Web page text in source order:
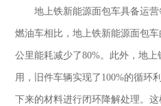
地上铁新能源面包车具备运
燃油车相比，地上铁新能源面包
公里能耗减少了80%。此外，地上
用，旧件车辆实现了100%的循环
下来的材料进行闭环降解处理。